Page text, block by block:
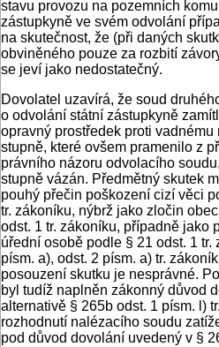
stavu provozu na pozemních
zástupkyně ve svém odvolání
na skutečnost, že (při daných
obviněného pouze za rozbití
se jeví jako nedostatečný.
Dovolatel uzavírá, že soud
o odvolání státní zástupkyně
opravný prostředek proti
stupně, které ovšem pramenilo z
právního názoru odvolacího
stupně vázán. Předmětný skutek
pouhý přečin poškození cizí věci
tr. zákoníku, nýbrž jako zločin
odst. 1 tr. zákoníku, případně jako
úřední osobě podle § 21 odst. 1 tr.
písm. a), odst. 2 písm. a) tr.
posouzení skutku je nesprávné.
byl tudíž naplněn zákonný důvod
alternativě § 265b odst. 1 písm. l)
rozhodnutí nalézacího soudu
pod důvod dovolání uvedený v §